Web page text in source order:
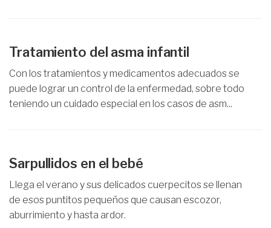
Tratamiento del asma infantil
Con los tratamientos y medicamentos adecuados se
puede lograr un control de la enfermedad, sobre todo
teniendo un cuidado especial en los casos de asm...
Sarpullidos en el bebé
Llega el verano y sus delicados cuerpecitos se llenan
de esos puntitos pequeños que causan escozor,
aburrimiento y hasta ardor.